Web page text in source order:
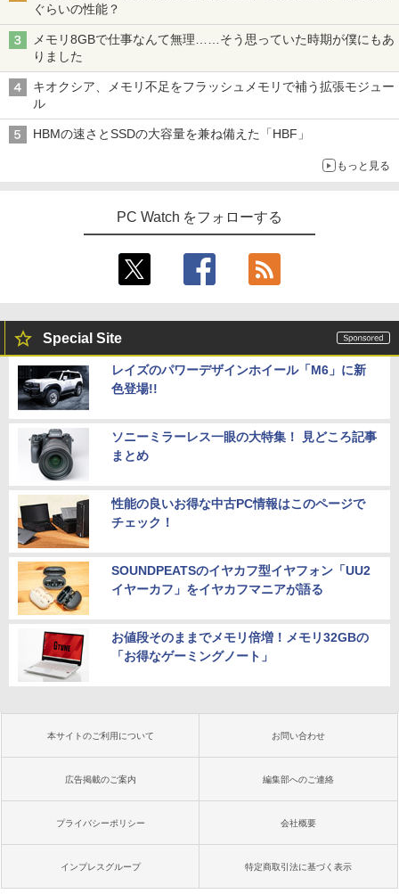
ぐらいの性能？
メモリ8GBで仕事なんて無理……そう思っていた時期が僕にもあ
りました
キオクシア、メモリ不足をフラッシュメモリで補う拡張モジュー
ル
HBMの速さとSSDの大容量を兼ね備えた「HBF」
もっと見る
PC Watch をフォローする
Special Site
レイズのパワーデザインホイール「M6」に新
色登場!!
ソニーミラーレス一眼の大特集！ 見どころ記事
まとめ
性能の良いお得な中古PC情報はこのページで
チェック！
SOUNDPEATSのイヤカフ型イヤフォン「UU2
イヤーカフ」をイヤカフマニアが語る
お値段そのままでメモリ倍増！メモリ32GBの
「お得なゲーミングノート」
本サイトのご利用について お問い合わせ
広告掲載のご案内 編集部へのご連絡
プライバシーポリシー 会社概要
インプレスグループ 特定商取引法に基づく表示